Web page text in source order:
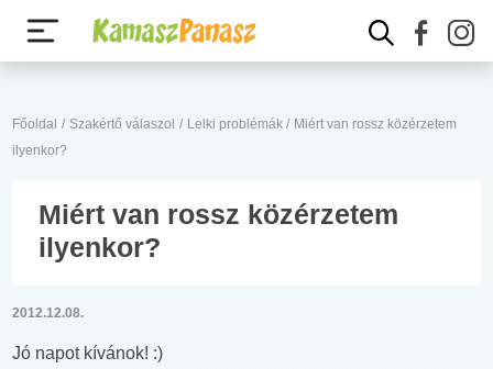
Főoldal / Szakértő válaszol / Lelki problémák / Miért van rossz közérzetem
ilyenkor?
Miért van rossz közérzetem
ilyenkor?
2012.12.08.
Jó napot kívánok! :)